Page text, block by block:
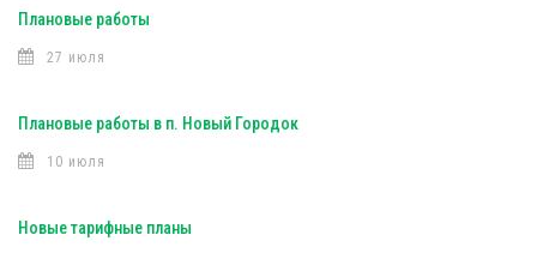
Плановые работы
27 июля
Плановые работы в п. Новый Городок
10 июля
Новые тарифные планы